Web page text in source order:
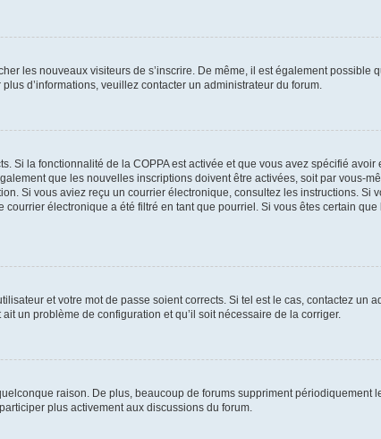
les nouveaux visiteurs de s’inscrire. De même, il est également possible
d’informations, veuillez contacter un administrateur du forum.
Si la fonctionnalité de la COPPA est activée et que vous avez spécifié avoir
que les nouvelles inscriptions doivent être activées, soit par vous-
Si vous aviez reçu un courrier électronique, consultez les instructions. Si
électronique a été filtré en tant que pourriel. Si vous êtes certain
et votre mot de passe soient corrects. Si tel est le cas, contactez un
un problème de configuration et qu’il soit nécessaire de la corriger.
raison. De plus, beaucoup de forums suppriment périodiquement
plus activement aux discussions du forum.